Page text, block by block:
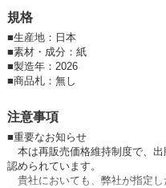
規格
■生産地：日本
■素材・成分：紙
■製造年：2026
■商品札：無し
注意事項
■重要なお知らせ
本は再販売価格維持制度で、
認められています。
貴社においても、弊社が指定し